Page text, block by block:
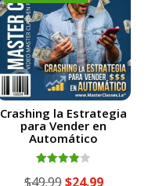
Crashing la Estrategia
para Vender en
Automático
con
$49.99El
$24.99El